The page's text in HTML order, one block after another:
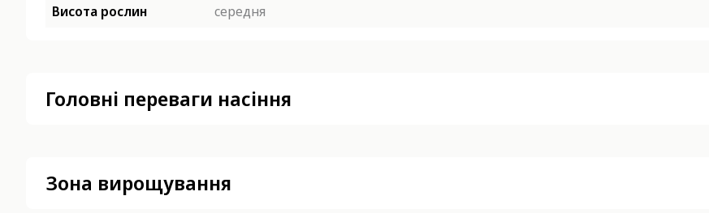
Висота рослин
середня
Головні переваги насіння
Зона вирощування